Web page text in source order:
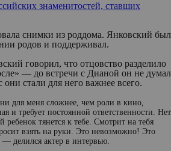
знаменитостей, ставших
снимки из роддома. Янковский был
родов и поддерживал.
говорил, что отцовство разделило
— до встречи с Дианой он не думал
они стали для него важнее всего.
для меня сложнее, чем роли в кино,
и требует постоянной ответственности. Нет
ребенок тянется к тебе. Смотрит на тебя
взять на руки. Это невозможно! Это
делился актер в интервью.